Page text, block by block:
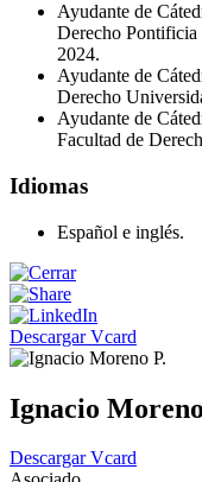
Ayudante de
Derecho
2024.
Ayudante de
Derecho
Ayudante de
Facultad de
Idiomas
Español e inglés.
Descargar Vcard
Ignacio
Descargar Vcard